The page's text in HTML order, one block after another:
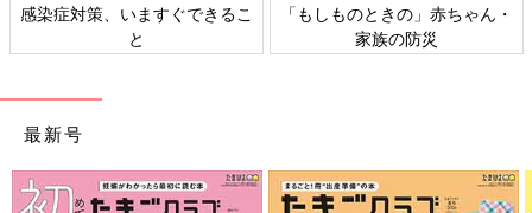
感染症対策、いますぐできるこ
と
「もしものときの」赤ちゃん・
家族の防災
最新号